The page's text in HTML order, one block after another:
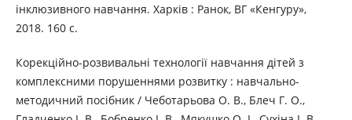
інклюзивного навчання. Харків : Ранок, ВГ «Кенгуру»,
2018. 160 с.
Корекційно-розвивальні технології навчання дітей з
комплексними порушеннями розвитку : навчально-
методичний посібник / Чеботарьова О. В., Блеч Г. О.,